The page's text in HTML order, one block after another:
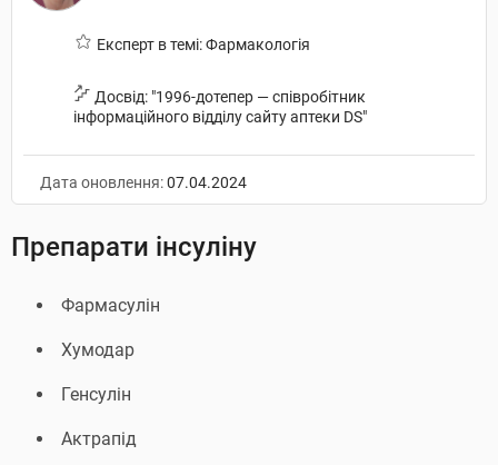
Експерт в темі: Фармакологія
Досвід: "1996-дотепер — співробітник
інформаційного відділу сайту аптеки DS"
Дата оновлення:07.04.2024
Препарати інсуліну
Фармасулін
Хумодар
Генсулін
Актрапід